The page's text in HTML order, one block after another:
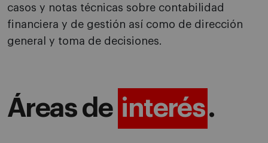
casos y notas técnicas sobre contabilidad
financiera y de gestión así como de dirección
general y toma de decisiones.
Áreas de interés.